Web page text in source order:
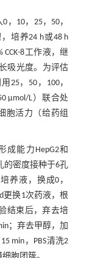
，10，25，50，
培养24 h或48 h
8工作液，继
吸光度。为评估
25，50，100，
μmol/L）联合处
胞活力（给药组
能力HepG2和
的密度接种于6孔
养液，换成0，
更换1次药液，根
结束后，弃去培
；弃去甲醇，加
min，PBS清洗2